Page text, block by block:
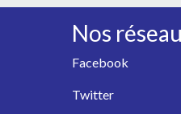
Nos
Facebook
Twitter